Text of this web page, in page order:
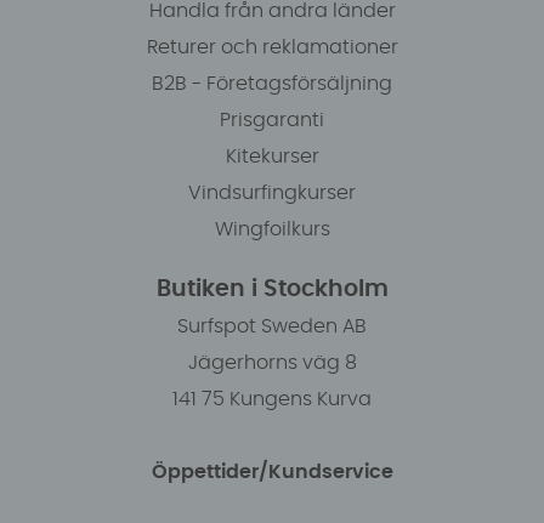
Handla från andra länder
Returer och reklamationer
B2B - Företagsförsäljning
Prisgaranti
Kitekurser
Vindsurfingkurser
Wingfoilkurs
Butiken i Stockholm
Surfspot Sweden AB
Jägerhorns väg 8
141 75 Kungens Kurva
Öppettider/Kundservice